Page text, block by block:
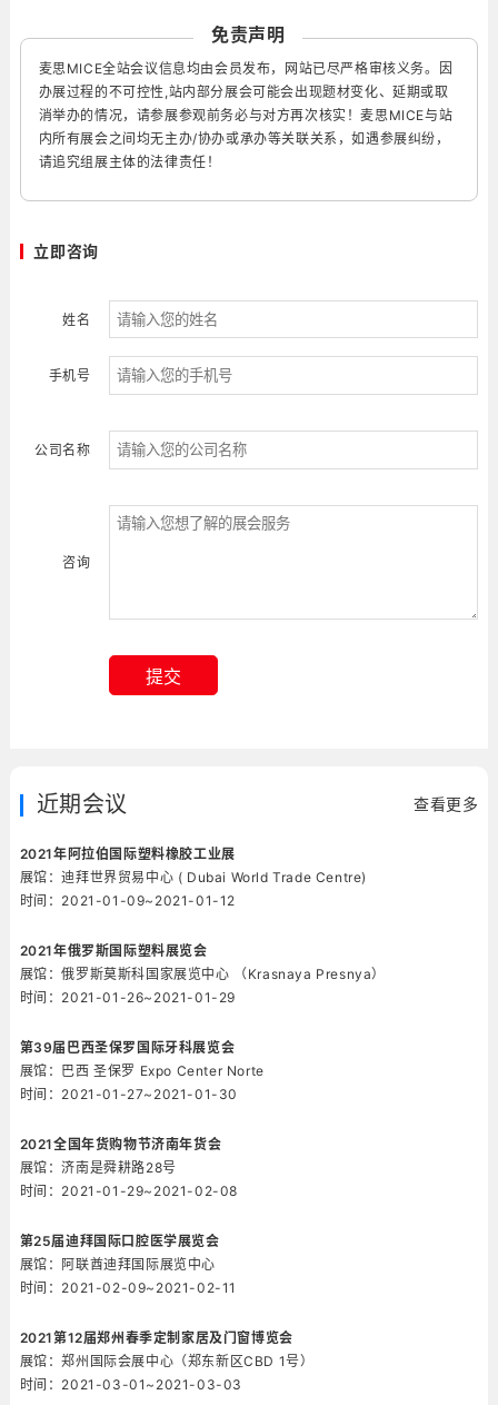
免责声明
麦思MICE全站会议信息均由会员发布，网站已尽严格审核义务。因
办展过程的不可控性,站内部分展会可能会出现题材变化、延期或取
消举办的情况，请参展参观前务必与对方再次核实！麦思MICE与站
内所有展会之间均无主办/协办或承办等关联关系，如遇参展纠纷，
请追究组展主体的法律责任！
立即咨询
姓名
手机号
公司名称
咨询
提交
近期会议 查看更多
2021年阿拉伯国际塑料橡胶工业展
展馆：迪拜世界贸易中心 ( Dubai World Trade Centre)
时间：2021-01-09~2021-01-12
2021年俄罗斯国际塑料展览会
展馆：俄罗斯莫斯科国家展览中心 （Krasnaya Presnya）
时间：2021-01-26~2021-01-29
第39届巴西圣保罗国际牙科展览会
展馆：巴西 圣保罗 Expo Center Norte
时间：2021-01-27~2021-01-30
2021全国年货购物节济南年货会
展馆：济南是舜耕路28号
时间：2021-01-29~2021-02-08
第25届迪拜国际口腔医学展览会
展馆：阿联酋迪拜国际展览中心
时间：2021-02-09~2021-02-11
2021第12届郑州春季定制家居及门窗博览会
展馆：郑州国际会展中心（郑东新区CBD 1号）
时间：2021-03-01~2021-03-03